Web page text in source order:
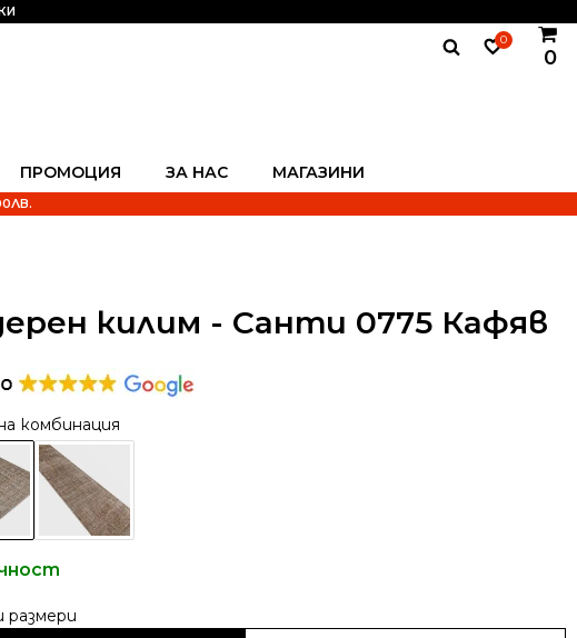
ПРОМОЦИЯ ЗА НАС МАГАЗИНИ
0
0
килим - Санти 0775 Кафяв
комбинация